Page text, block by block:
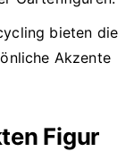
bieten die
Akzente
Figur